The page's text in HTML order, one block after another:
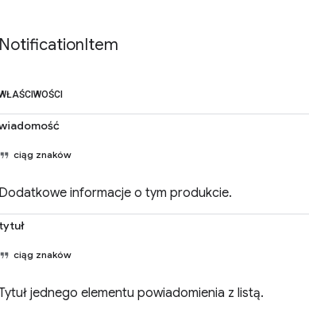
NotificationItem
ciąg znaków
Dodatkowe informacje o tym produkcie.
tytuł
ciąg znaków
jednego elementu powiadomienia z listą.